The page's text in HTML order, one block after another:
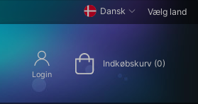
Dansk Vælg land
Login
Indkøbskurv (0)